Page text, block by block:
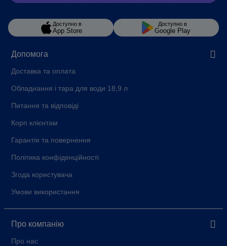
Допомога
Доставка та оплата
Обладнання і тара для води 18,9 л
Питання та відповіді
Корп клієнтам
Гарантія та повернення
Політика конфіденційності
Згода користувача
Умови використання
Про компанію
Про нас
Доступно в
App Store
Доступно в
Google Play